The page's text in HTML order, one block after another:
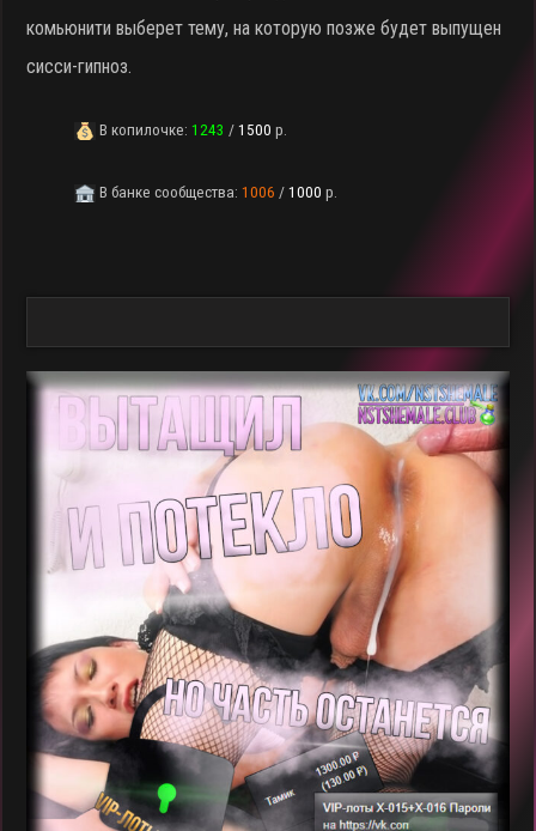
комьюнити выберет тему, на которую позже будет выпущен
сисси-гипноз.
В копилочке:1243 /1500р.
В банке сообщества:1006 /1000р.